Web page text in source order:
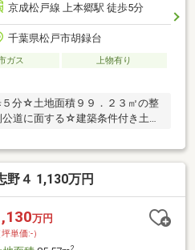
京成松戸線 上本郷駅 徒歩5分
千葉県松戸市胡録台
ガス
上物有り
分☆土地面積９９．２３㎡の整
に面する☆建築条件付き土地
野４ 1,130万円
万円
坪単価:-）
2